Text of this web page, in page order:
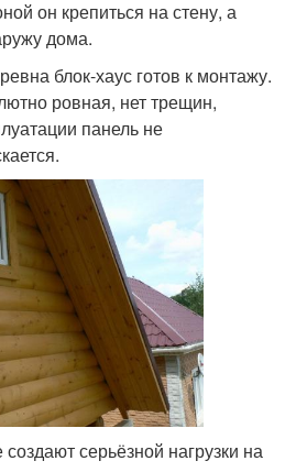
он крепиться на стену, а
дома.
блок-хаус готов к монтажу.
ровная, нет трещин,
панель не
серьёзной нагрузки на